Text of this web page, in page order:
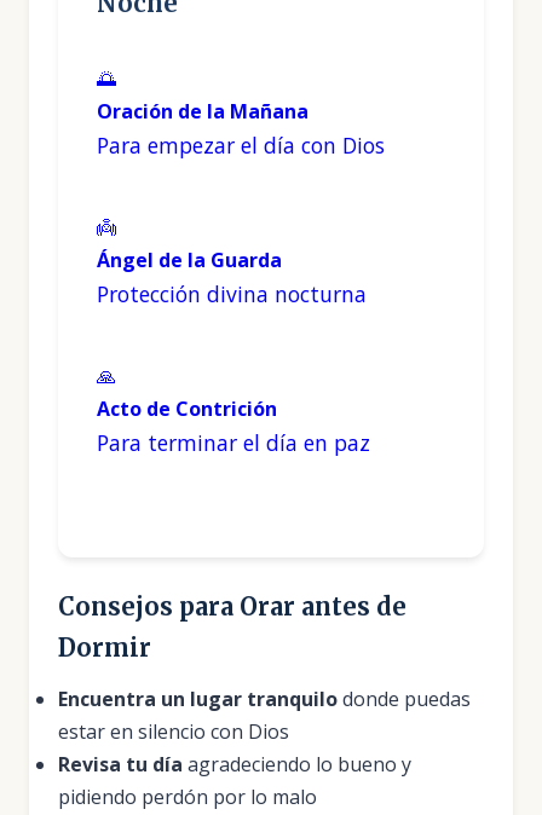
🌅
Oración de la Mañana
Para empezar el día con Dios
👼
Ángel de la Guarda
Protección divina nocturna
🙏
Acto de Contrición
Para terminar el día en paz
Consejos para Orar antes de
Dormir
Encuentra un lugar tranquilodonde puedas
estar en silencio con Dios
Revisa tu día agradeciendo lo bueno y
pidiendo perdón por lo malo